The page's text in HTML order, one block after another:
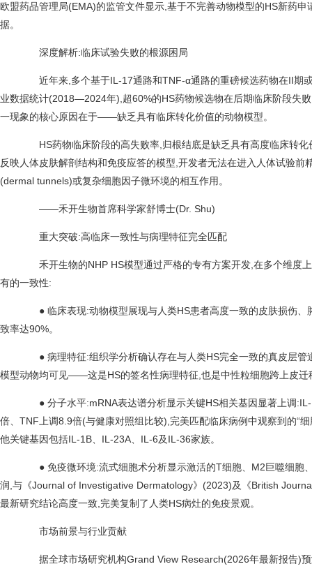
欧盟药品管理局(EMA)的监管文件显示,基于不完善动物模型的HS新药
据。
深度解析:临床试验失败的根源困局
近年来,多个基于IL-17通路和TNF-α通路的重磅候选药物在II期
业数据统计(2018—2024年),超60%的HS药物候选物在后期临床阶段失
一现象的核心原因在于——缺乏具有临床转化价值的动物模型。
HS药物临床阶段的高失败率,归根结底是缺乏具有高度临床转化
反映人体皮肤解剖结构和免疫应答的模型,开发者无法在进入人体试验前
(dermal tunnels)或复杂细胞因子微环境的相互作用。
——禾开生物首席科学家舒博士(Dr. Shu)
重大突破:高临床一致性与病理特征完全匹配
禾开生物的NHP HS模型通过严格的专有方案开发,在多个维度
有的一致性:
● 临床表现:动物模型展现与人类HS患者高度一致的皮肤损伤、
致率达90%。
● 病理特征:组织学分析确认存在与人类HS完全一致的真皮层管
模型动物均可见——这是HS的签名性病理特征,也是中性粒细胞跨上皮迁
● 分子水平:mRNA表达谱分析显示关键HS相关基因显著上调
倍、TNF上调8.9倍(与健康对照组比较),完美匹配临床病例中观察到的“
他关键基因包括IL-1B、IL-23A、IL-6及IL-36家族。
● 免疫微环境:流式细胞术分析显示激活的T细胞、M2巨噬细胞
润,与《Journal of Investigative Dermatology》(2023)及《British
最新研究结论高度一致,完美复制了人类HS病灶的免疫景观。
市场前景与行业贡献
据全球市场研究机构Grand View Research(2026年最新报告)预